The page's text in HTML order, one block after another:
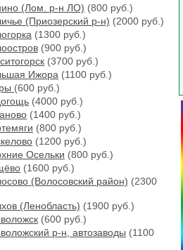
(Лом. р-н ЛО) (800 руб.)
(Приозерский р-н) (2000 руб.)
(1300 руб.)
(900 руб.)
(3700 руб.)
Ижора (1100 руб.)
(600 руб.)
(4000 руб.)
(1400 руб.)
(800 руб.)
(1200 руб.)
Осельки (800 руб.)
(1600 руб.)
(Волосовский район) (2300
(Ленобласть) (1900 руб.)
(600 руб.)
р-н, автозаводы (1100